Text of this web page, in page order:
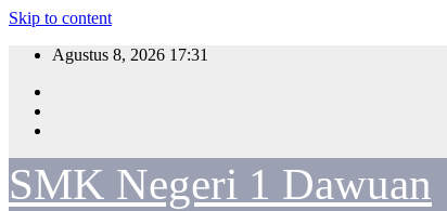
Skip to content
Agustus 8, 2026 17:31
SMK Negeri 1 Dawuan